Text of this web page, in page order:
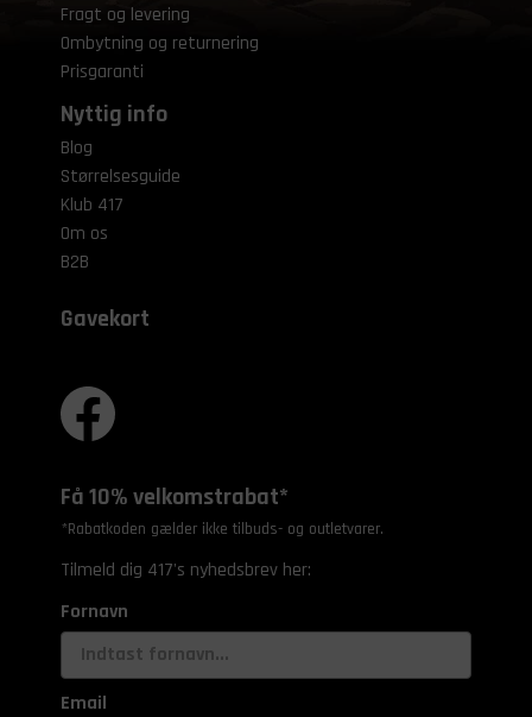
Fragt og levering
Ombytning og returnering
Prisgaranti
Nyttig info
Blog
Størrelsesguide
Klub 417
Om os
B2B
Gavekort
Få 10% velkomstrabat*
*Rabatkoden gælder ikke tilbuds- og outletvarer.
Tilmeld dig 417's nyhedsbrev her:
Fornavn
Email